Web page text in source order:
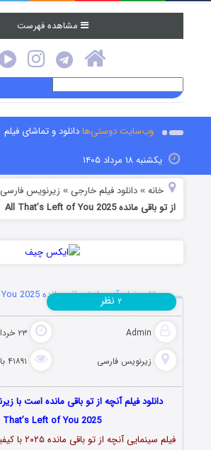
مشاهده فهرست
وب‌سایت دوستی‌هادانلود و تماشای فیلم
یکشنبه ۱۸ مرداد ۱۴۰۵
خانه »دانلود فیلم خارجی » زیرنویس فارسی
از تو باقی مانده All That’s Left of You 2025
دانلود فیلم آنچه از تو باقی مانده All That’s Left of You 2025
Admin ۲۳ خرداد ۱۴۰۵
زیرنویس فارسی ۴۱۸۹۱ بازدید
۲ نظر
That’s Left of You 2025